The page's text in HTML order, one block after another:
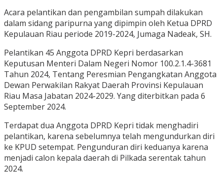
Acara pelantikan dan pengambilan sumpah dilakukan
dalam sidang paripurna yang dipimpin oleh Ketua DPRD
Kepulauan Riau periode 2019-2024, Jumaga Nadeak, SH.
Pelantikan 45 Anggota DPRD Kepri berdasarkan
Keputusan Menteri Dalam Negeri Nomor 100.2.1.4-3681
Tahun 2024, Tentang Peresmian Pengangkatan Anggota
Dewan Perwakilan Rakyat Daerah Provinsi Kepulauan
Riau Masa Jabatan 2024-2029. Yang diterbitkan pada 6
September 2024.
Terdapat dua Anggota DPRD Kepri tidak menghadiri
pelantikan, karena sebelumnya telah mengundurkan diri
ke KPUD setempat. Pengunduran diri keduanya karena
menjadi calon kepala daerah di Pilkada serentak tahun
2024.